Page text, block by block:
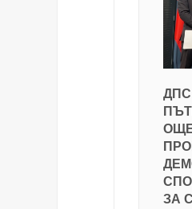
ЗА